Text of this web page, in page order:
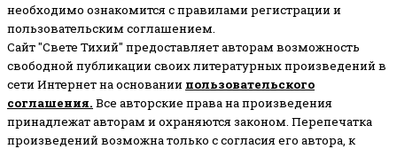
необходимо ознакомится с правилами регистрации и
пользовательским соглашением.
Сайт "Свете Тихий" предоставляет авторам возможность
свободной публикации своих литературных произведений в
сети Интернет на основании пользовательского
соглашения. Все авторские права на произведения
принадлежат авторам и охраняются законом. Перепечатка
произведений возможна только с согласия его автора, к